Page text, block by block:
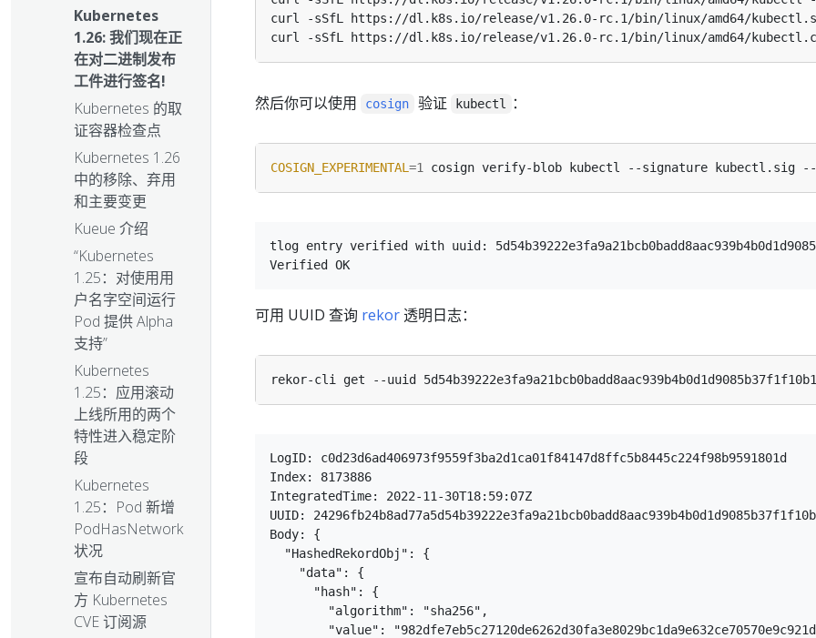
Kubernetes
1.26: 我们现在正
在对二进制发布
工件进行签名!
Kubernetes 的取
证容器检查点
Kubernetes 1.26
中的移除、弃用
和主要变更
Kueue 介绍
“Kubernetes
1.25：对使用用
户名字空间运行
Pod 提供 Alpha
支持”
Kubernetes
1.25：应用滚动
上线所用的两个
特性进入稳定阶
段
Kubernetes
1.25：Pod 新增
PodHasNetwork
状况
宣布自动刷新官
方 Kubernetes
CVE 订阅源
然后你可以使用 cosign 验证 kubectl ：
COSIGN_EXPERIMENTAL =1
tlog entry verified with uuid:
可用 UUID 查询 rekor透明日志：
LogID: c0d23d6ad406973f9559f3ba2d1ca01f84147d8ffc5b8445c224f98b9591801d
Index: 8173886
IntegratedTime: 2022-11-30T18:59:07Z
UUID:
Body: {
  "HashedRekordObj": {
    "data": {
      "hash": {
        "algorithm": "sha256",
"value":